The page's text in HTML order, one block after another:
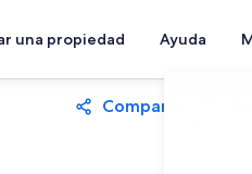
una propiedad Ayuda
Compartir